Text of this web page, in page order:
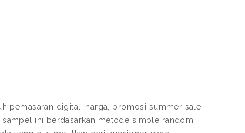
pemasaran digital, harga, promosi summer sale
ini berdasarkan metode simple random